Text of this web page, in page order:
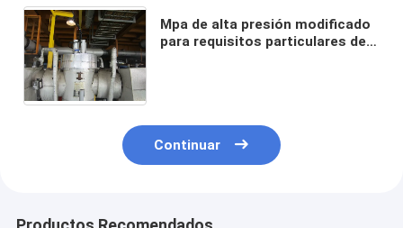
Mpa de alta presión modificado
para requisitos particulares de
Continuar